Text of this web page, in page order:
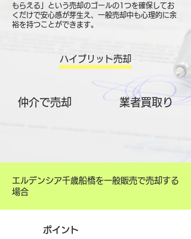
もらえる」という売却のゴールの1つを確保してお
くだけで安心感が芽生え、一般売却中も心理的に余
裕を持つことができます。
ハイブリット売却
仲介で売却 ​業者買取り
エルデンシア千歳船橋を一般販売で売却する
場合
ポイント